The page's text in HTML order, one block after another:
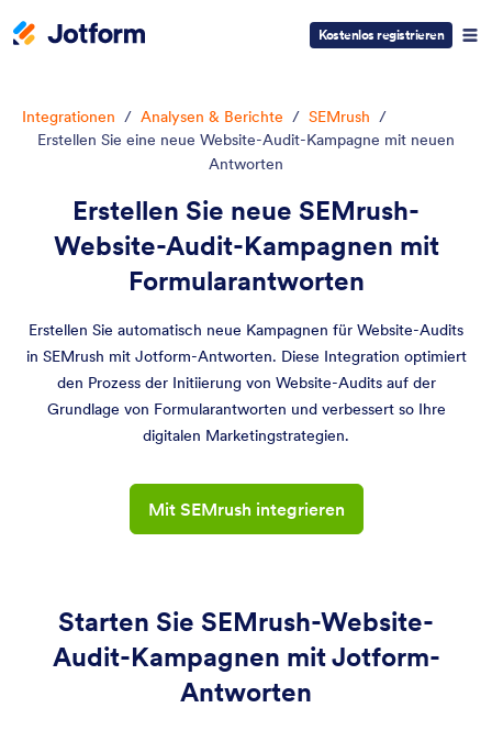
Kostenlos registrieren
Integrationen / Analysen & Berichte / SEMrush /
Erstellen Sie eine neue Website-Audit-Kampagne mit neuen
Antworten
Erstellen Sie neue SEMrush-
Website-Audit-Kampagnen mit
Formularantworten
Erstellen Sie automatisch neue Kampagnen für Website-Audits
in SEMrush mit Jotform-Antworten. Diese Integration optimiert
den Prozess der Initiierung von Website-Audits auf der
Grundlage von Formularantworten und verbessert so Ihre
digitalen Marketingstrategien.
Mit SEMrush integrieren
Starten Sie SEMrush-Website-
Audit-Kampagnen mit Jotform-
Antworten